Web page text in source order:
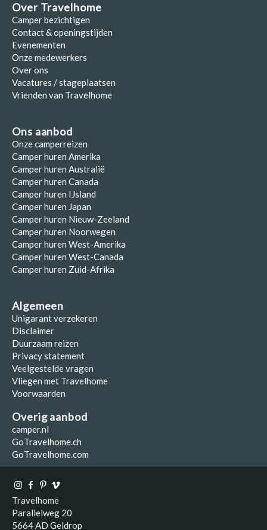
Over Travelhome
Camper bezichtigen
Contact & openingstijden
Evenementen
Onze medewerkers
Over ons
Vacatures / stageplaatsen
Vrienden van Travelhome
Ons aanbod
Onze camperreizen
Camper huren Amerika
Camper huren Australië
Camper huren Canada
Camper huren IJsland
Camper huren Japan
Camper huren Nieuw-Zeeland
Camper huren Noorwegen
Camper huren West-Amerika
Camper huren West-Canada
Camper huren Zuid-Afrika
Algemeen
Unigarant verzekeren
Disclaimer
Duurzaam reizen
Privacy statement
Veelgestelde vragen
Vliegen met Travelhome
Voorwaarden
Overig aanbod
camper.nl
GoTravelhome.ch
GoTravelhome.com
Travelhome
Parallelweg 20
5664 AD Geldrop